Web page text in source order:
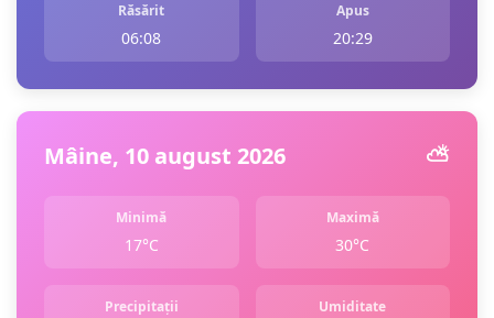
Răsărit
06:08
Apus
20:29
Mâine, 10 august 2026 ⛅️
Minimă
17°C
Maximă
30°C
Precipitații Umiditate